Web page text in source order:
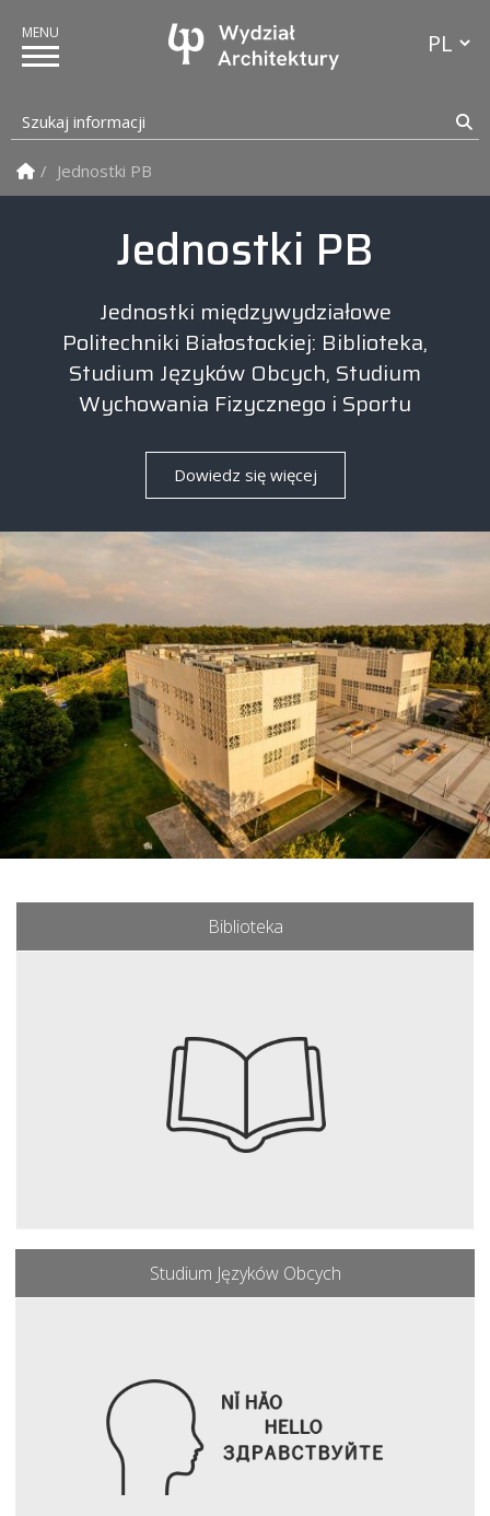
Szukaj informacji
Strona Główna
Jednostki PB
Wydział Architektury PB
Jednostki PB
Jednostki międzywydziałowe
Politechniki Białostockiej: Biblioteka,
Studium Języków Obcych, Studium
Wychowania Fizycznego i Sportu
Dowiedz się więcej
Biblioteka
Studium Języków Obcych